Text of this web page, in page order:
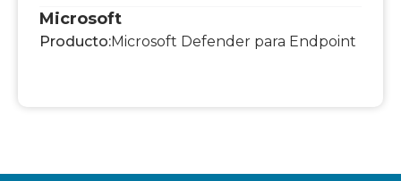
Microsoft
Producto:Microsoft Defender para Endpoint